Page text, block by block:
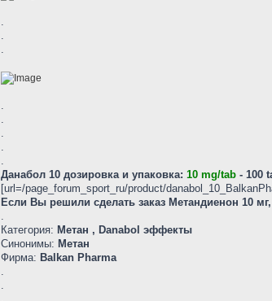
Данабол 10 дозировка и упаковка: 10 mg/tab - 100
[url=/page_forum_sport_ru/product/
Если Вы решили сделать заказ Метандиенон 10
Категория: Метан , Danabol эффекты
Синонимы: Метан
Фирма: Balkan Pharma